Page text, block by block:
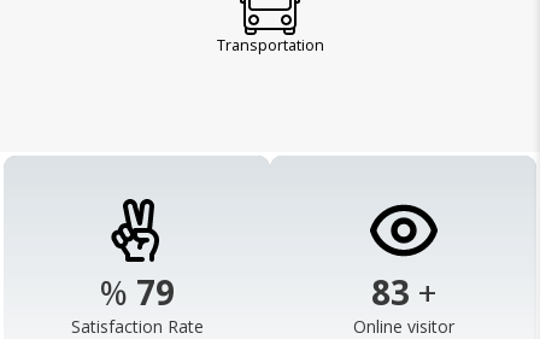
Transportation
% 98
Satisfaction Rate
103 +
Online visitor